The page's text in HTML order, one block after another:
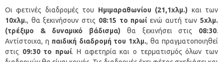
Οι φετινές διαδρομές του Ημιμαραθωνίου (21,1χλμ.) και των
10χλμ., θα ξεκινήσουν στις 08:15 το πρωί ενώ αυτή των5χλμ.
(τρέξιμο & δυναμικό βάδισμα) θα ξεκινήσει στις 08:30.
Αντίστοιχα, η παιδική διαδρομή του 1χλμ., θα πραγματοποιηθεί
στις 09:30 το πρωί. Η αφετηρία και ο τερματισμός όλων των